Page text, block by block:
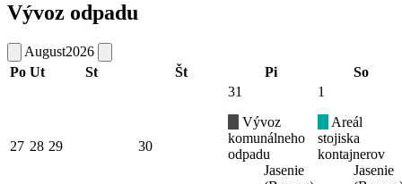
Vývoz odpadu
August2026
Po Ut St Št Pi So
27 28 29 30
31
Vývoz
komunálneho
odpadu
Jasenie
1
Areál
stojiska
kontajnerov
Jasenie